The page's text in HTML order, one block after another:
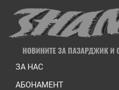
ЗА НАС
АБОНАМЕНТ